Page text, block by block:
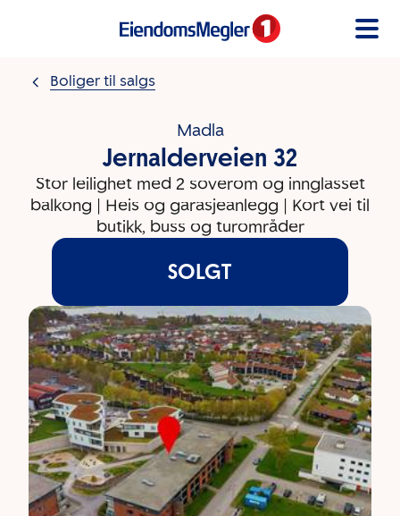
Boliger til salgs
Madla
Jernalderveien 32
Stor leilighet med 2 soverom og innglasset
balkong | Heis og garasjeanlegg | Kort vei til
butikk, buss og turområder
SOLGT